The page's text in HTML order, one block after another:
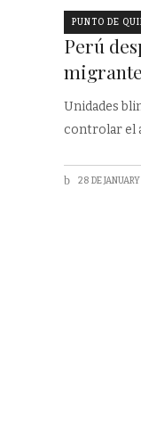
PUNTO DE
Perú
Unidades
controlar el
28 DE